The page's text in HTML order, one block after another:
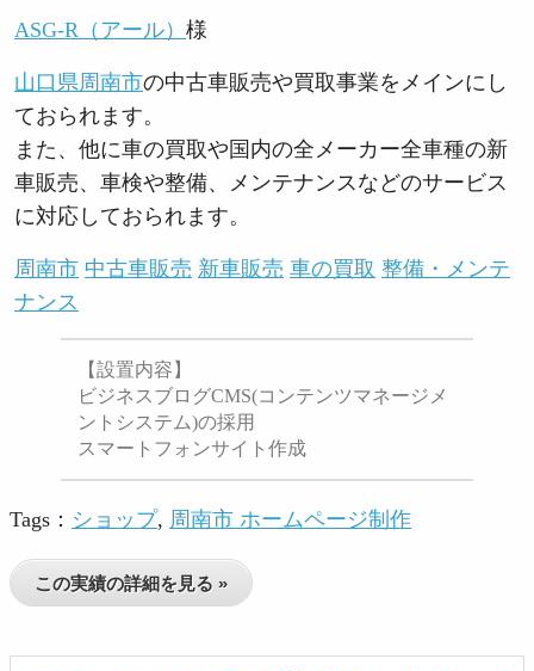
ASG-R（アール） 様
山口県周南市の中古車販売や買取事業をメインにし
ておられます。
また、他に車の買取や国内の全メーカー全車種の新
車販売、車検や整備、メンテナンスなどのサービス
に対応しておられます。
周南市 中古車販売 新車販売 車の買取 整備・メンテ
ナンス
【設置内容】
ビジネスブログCMS(コンテンツマネージメ
ントシステム)の採用
スマートフォンサイト作成
Tags： ショップ, 周南市 ホームページ制作
この実績の詳細を見る »